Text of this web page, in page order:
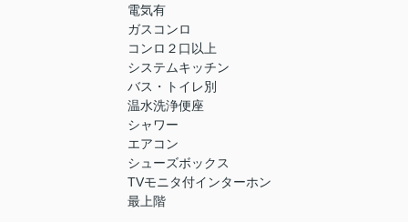
電気有
ガスコンロ
コンロ２口以上
システムキッチン
バス・トイレ別
温水洗浄便座
シャワー
エアコン
シューズボックス
TVモニタ付インターホン
最上階